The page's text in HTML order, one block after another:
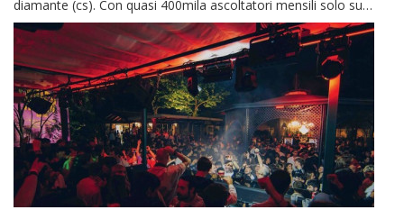
diamante (cs). Con quasi 400mila ascoltatori mensili solo su
spotify, ale...